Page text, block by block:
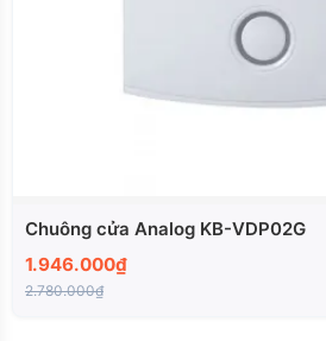
Chuông cửa Analog KB-VDP02G
1.946.000₫
2.780.000₫